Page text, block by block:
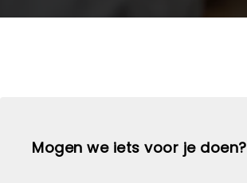
Mogen we iets voor je doen?